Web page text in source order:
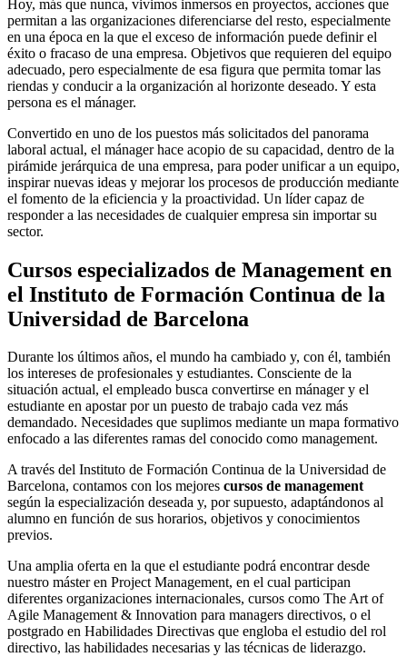
Hoy, más que nunca, vivimos inmersos en proyectos, acciones que
permitan a las organizaciones diferenciarse del resto, especialmente
en una época en la que el exceso de información puede definir el
éxito o fracaso de una empresa. Objetivos que requieren del equipo
adecuado, pero especialmente de esa figura que permita tomar las
riendas y conducir a la organización al horizonte deseado. Y esta
persona es el mánager.
Convertido en uno de los puestos más solicitados del panorama
laboral actual, el mánager hace acopio de su capacidad, dentro de la
pirámide jerárquica de una empresa, para poder unificar a un equipo,
inspirar nuevas ideas y mejorar los procesos de producción mediante
el fomento de la eficiencia y la proactividad. Un líder capaz de
responder a las necesidades de cualquier empresa sin importar su
sector.
Cursos especializados de Management en
el Instituto de Formación Continua de la
Universidad de Barcelona
Durante los últimos años, el mundo ha cambiado y, con él, también
los intereses de profesionales y estudiantes. Consciente de la
situación actual, el empleado busca convertirse en mánager y el
estudiante en apostar por un puesto de trabajo cada vez más
demandado. Necesidades que suplimos mediante un mapa formativo
enfocado a las diferentes ramas del conocido como management.
A través del Instituto de Formación Continua de la Universidad de
Barcelona, contamos con los mejores cursos de management
según la especialización deseada y, por supuesto, adaptándonos al
alumno en función de sus horarios, objetivos y conocimientos
previos.
Una amplia oferta en la que el estudiante podrá encontrar desde
nuestro máster en Project Management, en el cual participan
diferentes organizaciones internacionales, cursos como The Art of
Agile Management & Innovation para managers directivos, o el
postgrado en Habilidades Directivas que engloba el estudio del rol
directivo, las habilidades necesarias y las técnicas de liderazgo.